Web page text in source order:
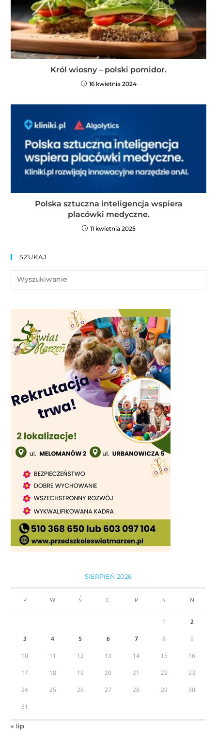
Król wiosny – polski pomidor.
16 kwietnia 2024
Polska sztuczna inteligencja wspiera
placówki medyczne.
11 kwietnia 2025
SZUKAJ
SIERPIEŃ 2026
P W Ś C P S N
1 2
3 4 5 6 7 8 9
10 11 12 13 14 15 16
17 18 19 20 21 22 23
24 25 26 27 28 29 30
31
« lip